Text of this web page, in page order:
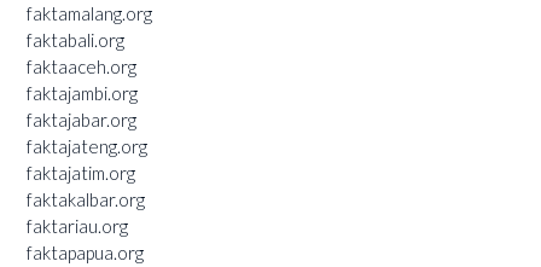
faktamalang.org
faktabali.org
faktaaceh.org
faktajambi.org
faktajabar.org
faktajateng.org
faktajatim.org
faktakalbar.org
faktariau.org
faktapapua.org